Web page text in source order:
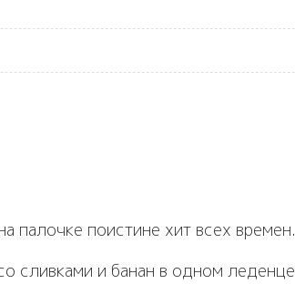
палочке поистине хит всех времен.
сливками и банан в одном леденце